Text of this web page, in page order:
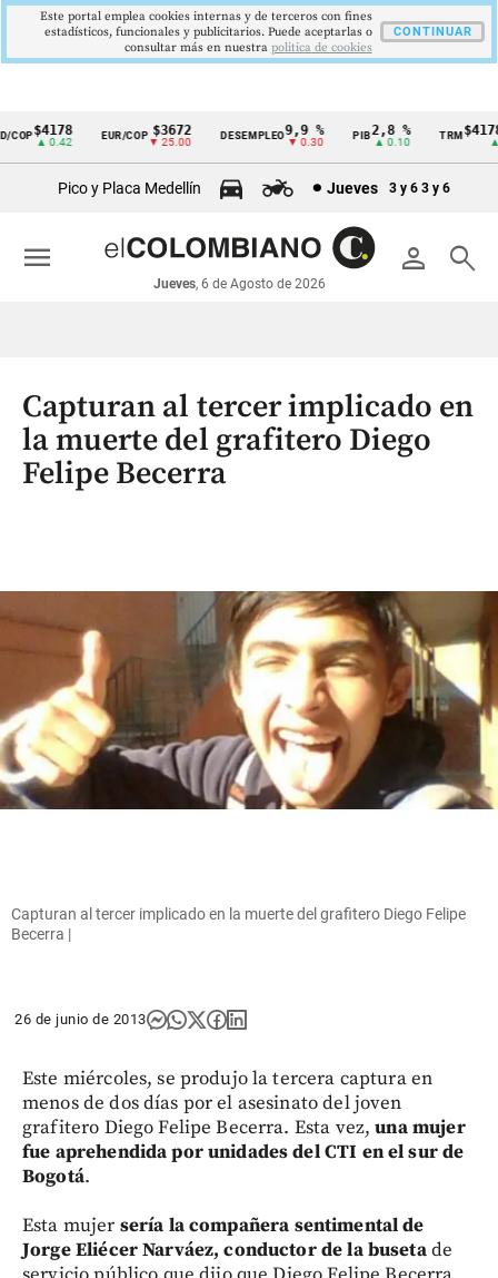
Cintillo
económicos
Colombia
$4178
▲ 0.42
EUR/COP $3672
▼ 25.00
DESEMPLEO 9,9 %
▼ 0.30
PIB2,8 %
▲ 0.10
TRM
▲
Pico y Placa Medellín Jueves 3 y 6 3 y 6
person search
Jueves, 6 de Agosto de 2026
menu
Capturan al tercer implicado en
la muerte del grafitero Diego
Felipe Becerra
Capturan al tercer implicado en la muerte del grafitero Diego Felipe
Becerra |
26 de junio de 2013
Este miércoles, se produjo la tercera captura en
menos de dos días por el asesinato del joven
grafitero Diego Felipe Becerra. Esta vez,una mujer
fue aprehendida por unidades del CTI en el sur de
Bogotá.
Esta mujer sería la compañera sentimental de
Jorge Eliécer Narváez, conductor de la busetade
Este portal emplea cookies internas y de terceros con fines
estadísticos, funcionales y publicitarios. Puede aceptarlas o
consultar más en nuestra politica de cookies
CONTINUAR